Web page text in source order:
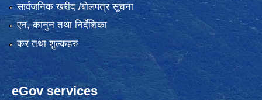
सार्वजनिक खरीद /बोलपत्र सूचना
एन, कानुन तथा निर्देशिका
कर तथा शुल्कहरु
eGov services